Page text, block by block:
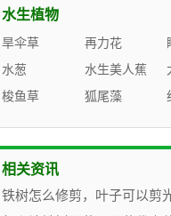
水生植物
旱伞草 再力花
水葱
水生美人蕉
梭鱼草
狐尾藻
相关资讯
铁树怎么修剪，叶子可以剪